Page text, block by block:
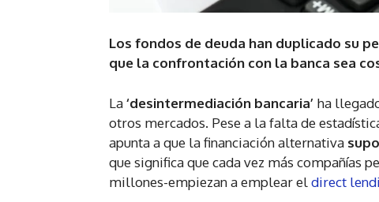
Los fondos de deuda han duplicado su
que la confrontación con la banca sea
La‘desintermediación bancaria’ ha
otros mercados. Pese a la falta de
apunta a que la financiación alternativa
que significa que cada vez más compañías
millones-empiezan a emplear eldirect